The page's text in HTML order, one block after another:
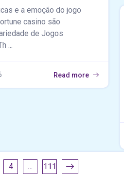
e a emoção do jogo
casino são
de Jogos
...
Read more
4 … 111